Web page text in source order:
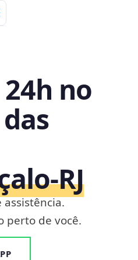
no
assistência.
perto de você.